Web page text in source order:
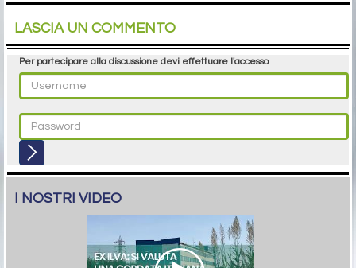
LASCIA UN COMMENTO
Per partecipare alla discussione devi effettuare l'accesso
I NOSTRI VIDEO